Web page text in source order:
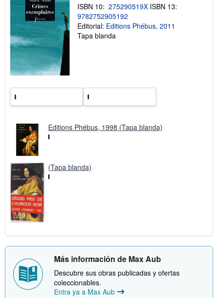
e
l
s
n
o
ISBN 10: 275290519X ISBN 13:
9782752905192
Editorial: Editions Phébus, 2011
Tapa blanda
Editions Phébus, 1998 (Tapa blanda)
(Tapa blanda)
Más información de Max Aub
Descubre sus obras publicadas y ofertas
coleccionables.
Entra ya a Max Aub